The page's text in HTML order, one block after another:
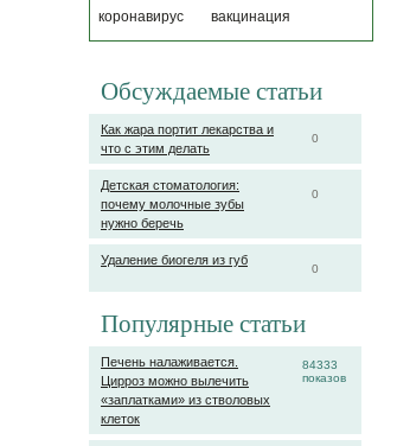
коронавирус
вакцинация
Обсуждаемые статьи
0
Как жара портит лекарства и
что с этим делать
0
Детская стоматология:
почему молочные зубы
нужно беречь
0
Удаление биогеля из губ
Популярные статьи
84333
показов
Печень налаживается.
Цирроз можно вылечить
«заплатками» из стволовых
клеток